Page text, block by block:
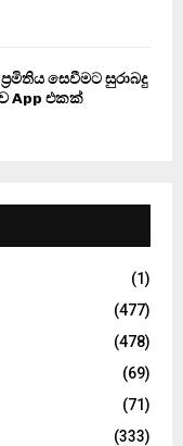
සෙවීමට සුරාබදු
App එකක්
(1)
(477)
(478)
(69)
(71)
(333)